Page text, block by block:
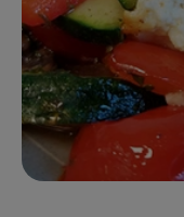
Themenwelten
Obst & Gemüse
Frischetheke
Vorratskammer